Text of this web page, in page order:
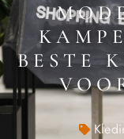
BESTE